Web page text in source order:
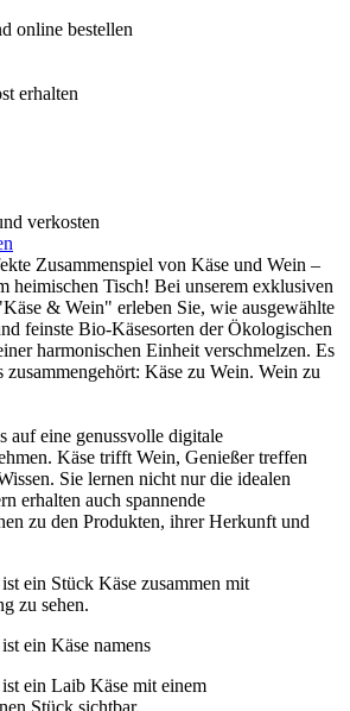
online bestellen
erhalten
verkosten
Zusammenspiel von Käse und Wein –
heimischen Tisch! Bei unserem exklusiven
& Wein" erleben Sie, wie ausgewählte
feinste Bio-Käsesorten der Ökologischen
harmonischen Einheit verschmelzen. Es
zusammengehört: Käse zu Wein. Wein zu
auf eine genussvolle digitale
Käse trifft Wein, Genießer treffen
Sie lernen nicht nur die idealen
erhalten auch spannende
zu den Produkten, ihrer Herkunft und